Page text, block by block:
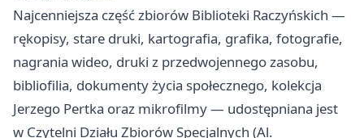
Najcenniejsza część zbiorów Biblioteki Raczyńskich —
rękopisy, stare druki, kartografia, grafika, fotografie,
nagrania wideo, druki z przedwojennego zasobu,
bibliofilia, dokumenty życia społecznego, kolekcja
Jerzego Pertka oraz mikrofilmy — udostępniana jest
w Czytelni Działu Zbiorów Specjalnych (Al.